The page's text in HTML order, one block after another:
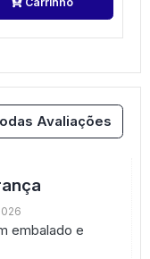
Avaliações
embalado e